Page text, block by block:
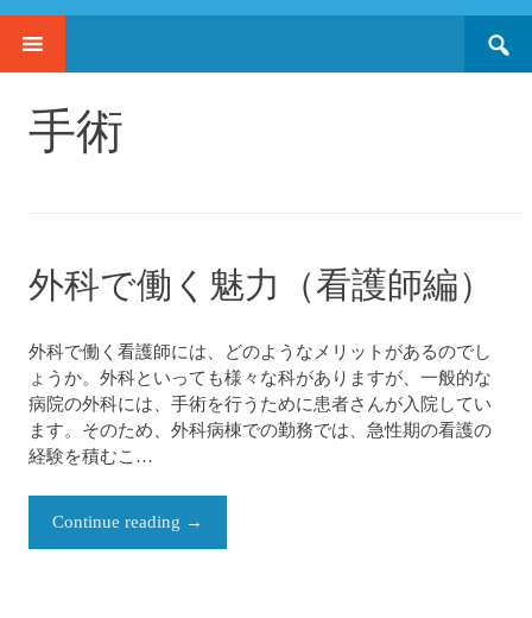
SKIP
手術
外科で働く魅力（看護師編）
外科で働く看護師には、どのようなメリットがあるのでし
ょうか。外科といっても様々な科がありますが、一般的な
病院の外科には、手術を行うために患者さんが入院してい
ます。そのため、外科病棟での勤務では、急性期の看護の
経験を積むこ…
Continue reading →